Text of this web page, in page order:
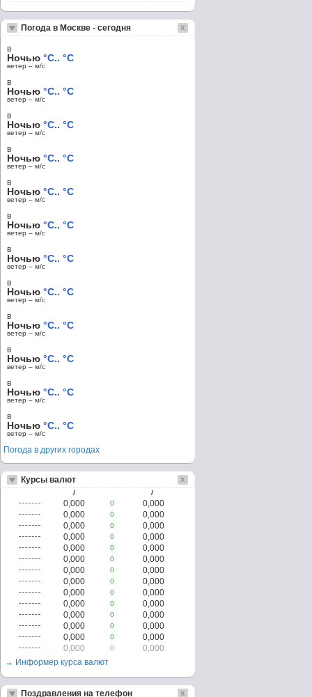
Погода в Москве - сегодня
в
Ночью °C.. °C
ветер – м/c
в
Ночью °C.. °C
ветер – м/c
в
Ночью °C.. °C
ветер – м/c
в
Ночью °C.. °C
ветер – м/c
в
Ночью °C.. °C
ветер – м/c
в
Ночью °C.. °C
ветер – м/c
в
Ночью °C.. °C
ветер – м/c
в
Ночью °C.. °C
ветер – м/c
в
Ночью °C.. °C
ветер – м/c
в
Ночью °C.. °C
ветер – м/c
в
Ночью °C.. °C
ветер – м/c
в
Ночью °C.. °C
ветер – м/c
Погода в других городах
Курсы валют
/ /
0,000 0
0,000
0,000
0
0,000
0,000
0
0,000
0,000
0
0,000
0,000
0
0,000
0,000
0
0,000
0,000
0
0,000
0,000
0
0,000
0,000
0
0,000
0,000
0
0,000
0,000
0
0,000
0,000
0
0,000
0,000
0
0,000
0,000
0
0,000
→ Информер курса валют
Поздравления на телефон